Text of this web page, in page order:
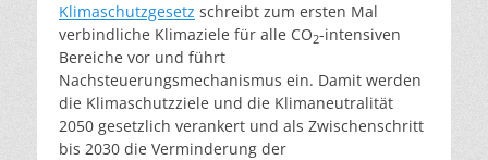
Klimaschutzgesetz schreibt zum ersten Mal
verbindliche Klimaziele für alle CO2-intensiven
Bereiche vor und führt
Nachsteuerungsmechanismus ein. Damit werden
die Klimaschutzziele und die Klimaneutralität
2050 gesetzlich verankert und als Zwischenschritt
bis 2030 die Verminderung der